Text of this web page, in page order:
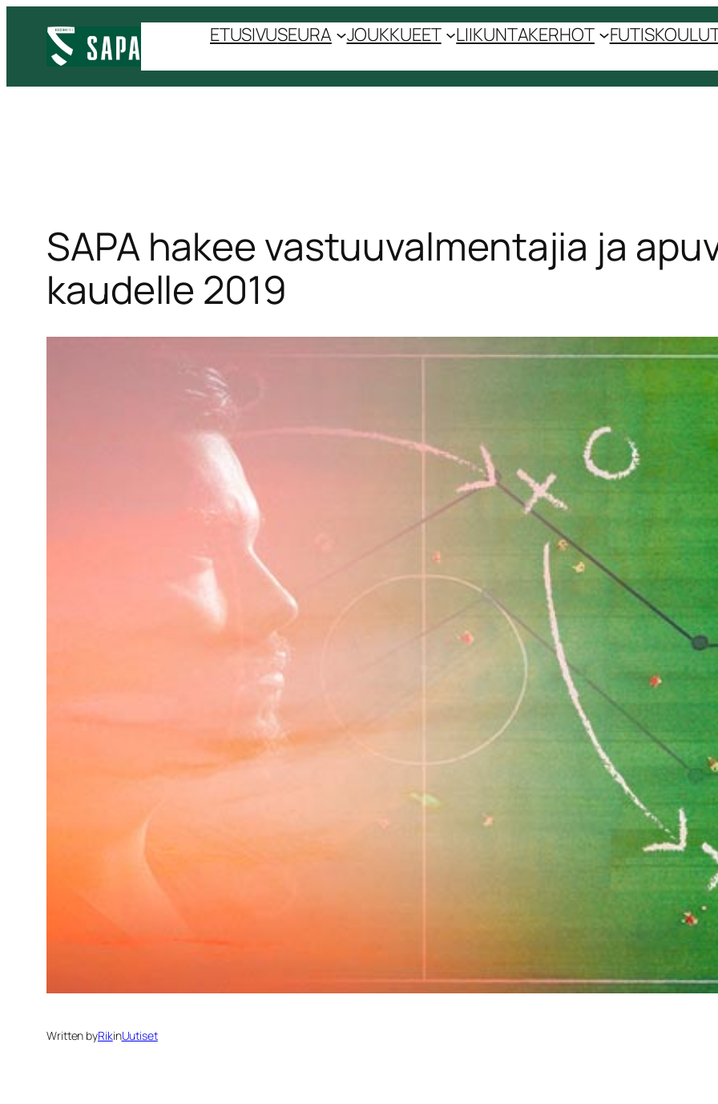
sisältöön
ETUSIVUSEURA JOUKKUEET LIIKUNTAKERHOT
SAPA hakee vastuuvalmentajia ja
kaudelle 2019
Written byRikinUutiset